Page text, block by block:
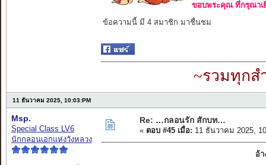
ขอบพระคุณ ที่กรุณาเ
ข้อความนี้ มี 4 สมาชิก มาชื่นชม
~รวมทุกส
11 ธันวาคม 2025, 10:03:PM
Msp.
Special Class LV6
นักกลอนเอกแห่งวังหลวง
Re: …กลอนรัก สักบท…
« ตอบ #45 เมื่อ: 11 ธันวาคม 2025,
อ้